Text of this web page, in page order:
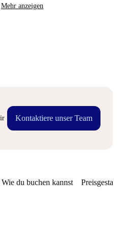
Mehr anzeigen
Kontaktiere unser Team
Wie du buchen kannst Preisgestaltung